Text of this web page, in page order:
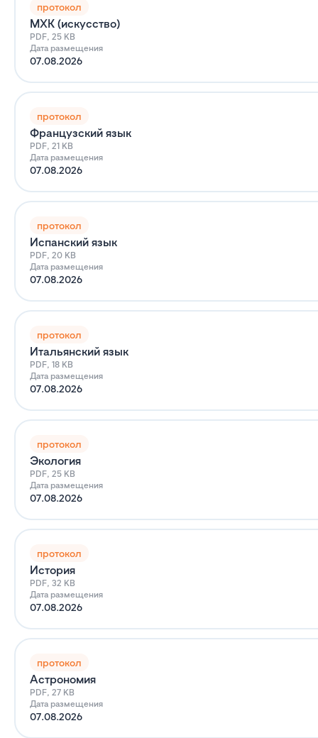
протокол
МХК (искусство)
PDF, 25 KB
Дата размещения
07.08.2026
протокол
Французский язык
PDF, 21 KB
Дата размещения
07.08.2026
протокол
Испанский язык
PDF, 20 KB
Дата размещения
07.08.2026
протокол
Итальянский язык
PDF, 18 KB
Дата размещения
07.08.2026
протокол
Экология
PDF, 25 KB
Дата размещения
07.08.2026
протокол
История
PDF, 32 KB
Дата размещения
07.08.2026
протокол
Астрономия
PDF, 27 KB
Дата размещения
07.08.2026